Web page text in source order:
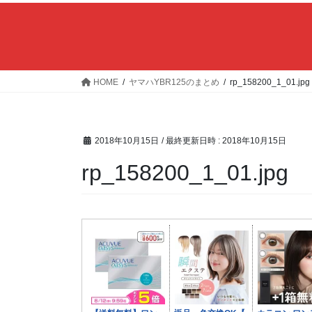
HOME ヤマハYBR125のまとめ rp_158200_1_01.jpg
2018年10月15日 / 最終更新日時 : 2018年10月15日
rp_158200_1_01.jpg